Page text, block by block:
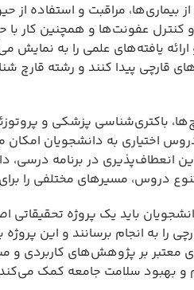
مراقبت و استفاده از
عفونت‌ها و همچنین کار با
یافته‌های علمی را به نمایش
قارچی پیدا کنند و رشته قارچ
باکتری‌شناسی پزشکی و
اختیاری به دانشجویان
در برنامه درسی،
دروس، مسیرهای مختلفی را
باید یک پروژه تحقیقاتی
به انجام برسانند و این پروژه
بر پژوهش‌های کاربردی و
و بهبود سلامت جامعه کمک